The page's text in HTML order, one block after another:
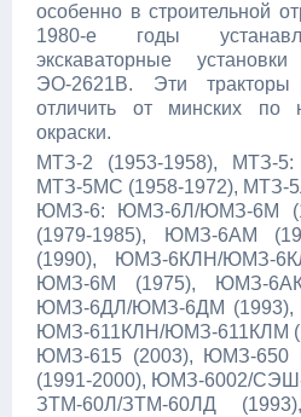
особенно в строительной
1980-е годы
экскаваторные
ЭО-2621В. Эти
отличить от минских по
окраски.
МТЗ-2 (1953-1958), МТЗ-
МТЗ-5МС (1958-1972), МТЗ-
ЮМЗ-6: ЮМЗ-6Л/ЮМЗ-6М
(1979-1985), ЮМЗ-6АМ
(1990), ЮМЗ-6КЛН/ЮМЗ-
ЮМЗ-6М (1975), ЮМЗ-
ЮМЗ-6ДЛ/ЮМЗ-6ДМ (1993),
ЮМЗ-611КЛН/ЮМЗ-611КЛМ
ЮМЗ-615 (2003), ЮМЗ-650
(1991-2000), ЮМЗ-6002/
ЗТМ-60Л/ЗТМ-60ЛД